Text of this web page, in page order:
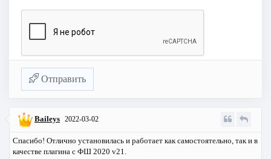
Отправить
Baileys 2022-03-02
Спасибо! Отлично установилась и работает как самостоятельно, так и в
качестве плагина с ФШ 2020 v21.